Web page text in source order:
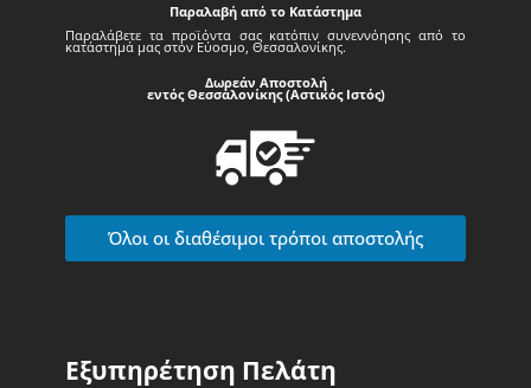
Παραλαβή από το Κατάστημα
Παραλάβετε τα προϊόντα σας κατόπιν συνεννόησης από το
κατάστημά μας στον Εύοσμο, Θεσσαλονίκης.
Δωρεάν Αποστολή
εντός Θεσσαλονίκης (Αστικός Ιστός)
Όλοι οι διαθέσιμοι τρόποι αποστολής
Εξυπηρέτηση Πελάτη